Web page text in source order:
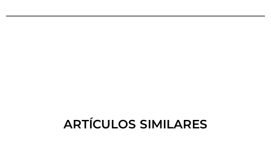
ARTÍCULOS SIMILARES